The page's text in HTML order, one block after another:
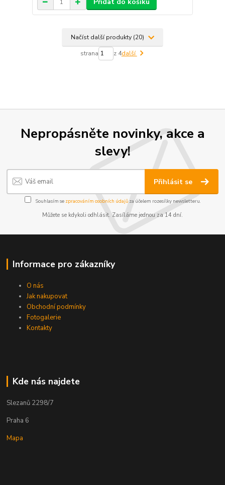
Načíst další produkty (20)
strana z 4další
Nepropásněte novinky, akce a
slevy!
Přihlásit se
Souhlasím se zpracováním osobních údajůza účelem rozesílky newsletteru.
Můžete se kdykoli odhlásit. Zasíláme jednou za 14 dní.
Informace pro zákazníky
O nás
Jak nakupovat
Obchodní podmínky
Fotogalerie
Kontakty
Kde nás najdete
Slezanů 2298/7
Praha 6
Mapa